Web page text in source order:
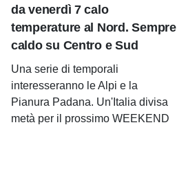
da venerdì 7 calo
temperature al Nord. Sempre
caldo su Centro e Sud
Una serie di temporali
interesseranno le Alpi e la
Pianura Padana. Un'Italia divisa
metà per il prossimo WEEKEND